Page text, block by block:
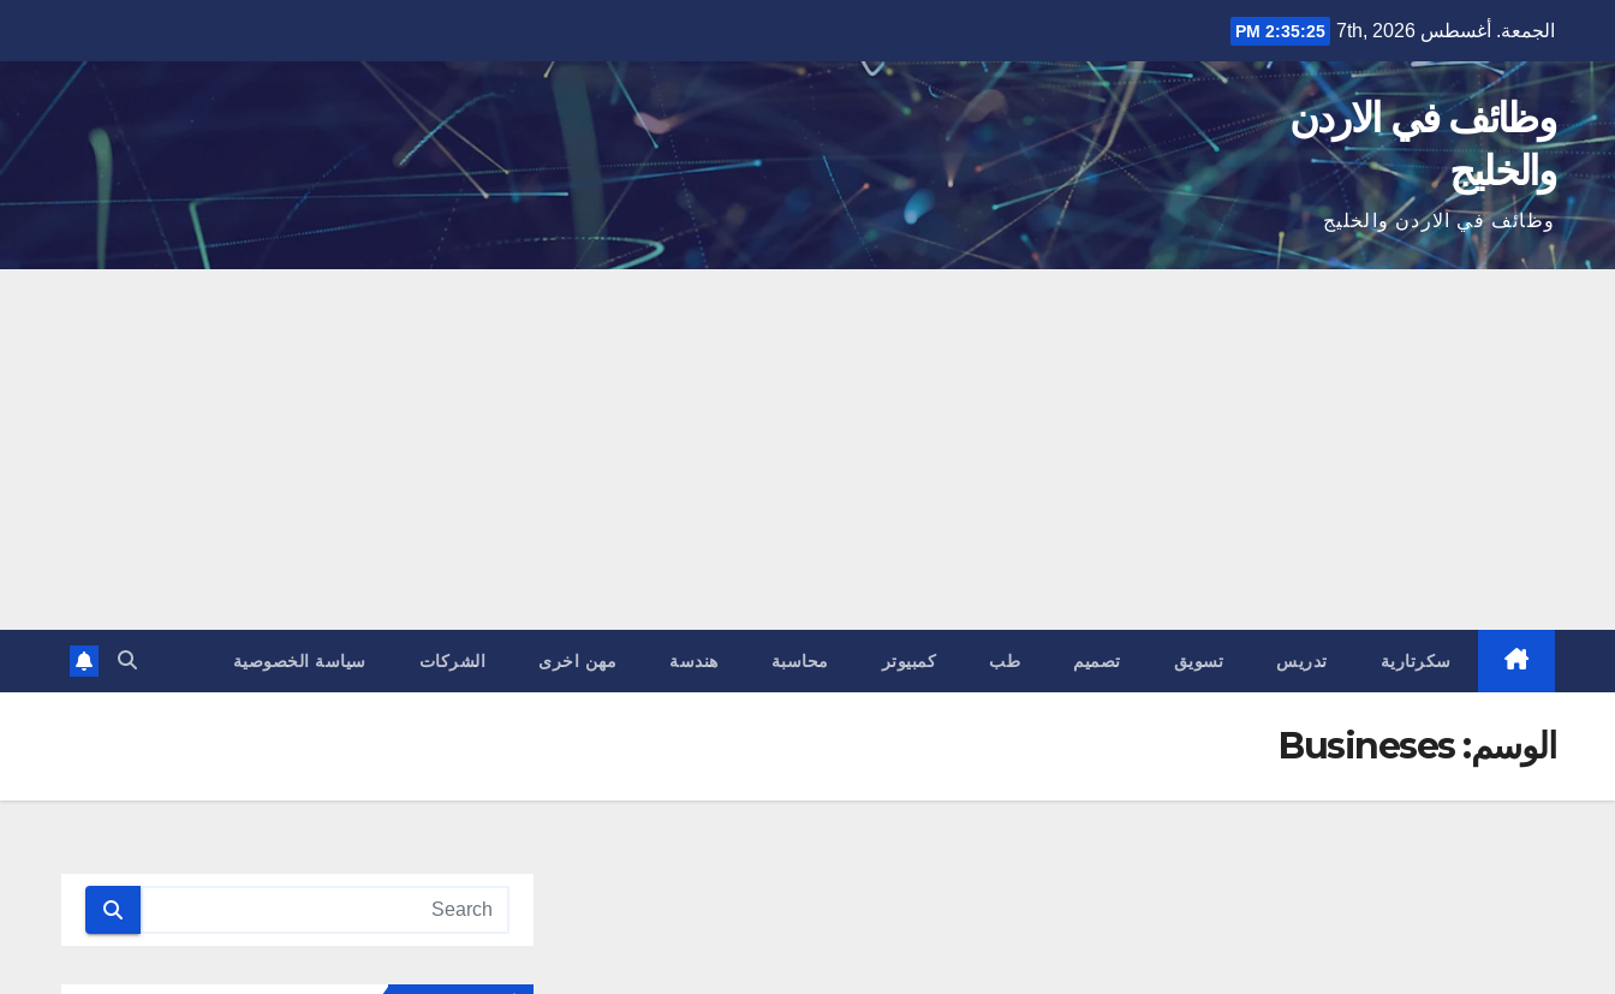
content
الجمعة. أغسطس 7th, 2026 2:35:26 PM
وظائف في الاردن
والخليج
وظائف في الاردن والخليج
سكرتارية تدريس تسويق تصميم طب كمبيوتر محاسبة هندسة مهن اخرى الشركات سياسة الخصوصية
الوسم:Busineses